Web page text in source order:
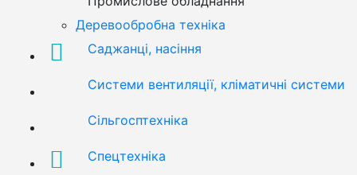
Деревообробна техніка
Саджанці, насіння
Системи вентиляції, кліматичні системи
Сільгосптехніка
Спецтехніка